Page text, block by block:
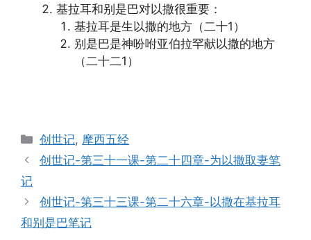
基拉耳和别是巴对以撒很重要：
基拉耳是生以撒的地方（二十1）
别是巴是神吩咐亚伯拉罕献以撒的地方
（二十二1）
Categories
创世记, 摩西五经
创世记-第三十一课-第二十四章-为以撒取妻笔
记
创世记-第三十三课-第二十六章-以撒在基拉耳
和别是巴笔记